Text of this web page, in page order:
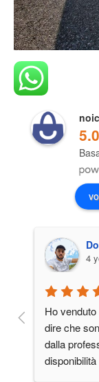
5.0
4
Ho
dire che
dalla